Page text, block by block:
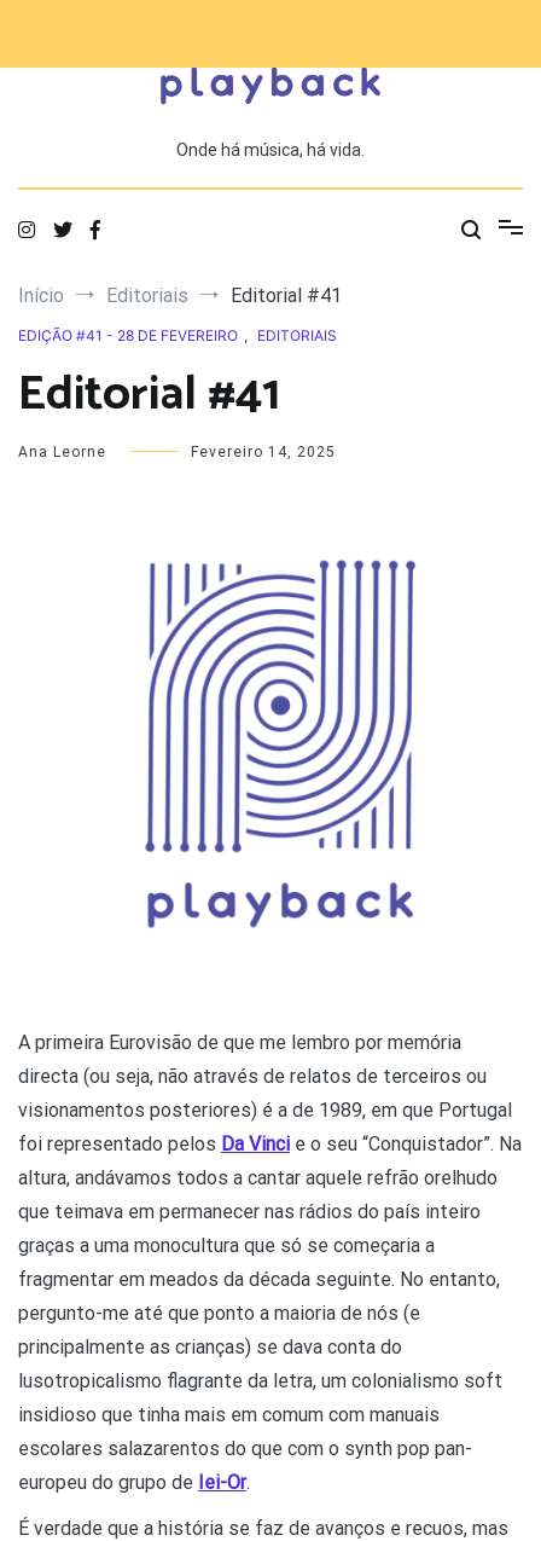
Onde há música, há vida.
Início Editoriais Editorial #41
EDIÇÃO #41 - 28 DE FEVEREIRO , EDITORIAIS
Editorial #41
Ana Leorne Fevereiro 14, 2025
A primeira Eurovisão de que me lembro por memória
directa (ou seja, não através de relatos de terceiros ou
visionamentos posteriores) é a de 1989, em que Portugal
foi representado pelos Da Vinci e o seu “Conquistador”. Na
altura, andávamos todos a cantar aquele refrão orelhudo
que teimava em permanecer nas rádios do país inteiro
graças a uma monocultura que só se começaria a
fragmentar em meados da década seguinte. No entanto,
pergunto-me até que ponto a maioria de nós (e
principalmente as crianças) se dava conta do
lusotropicalismo flagrante da letra, um colonialismo soft
insidioso que tinha mais em comum com manuais
escolares salazarentos do que com o synth pop pan-
europeu do grupo de Iei-Or.
É verdade que a história se faz de avanços e recuos, mas